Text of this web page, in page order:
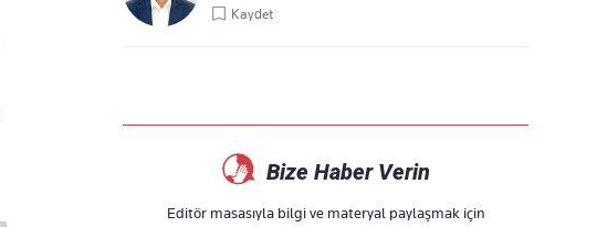
Kaydet
Bize Haber Verin
Editör masasıyla bilgi ve materyal paylaşmak için